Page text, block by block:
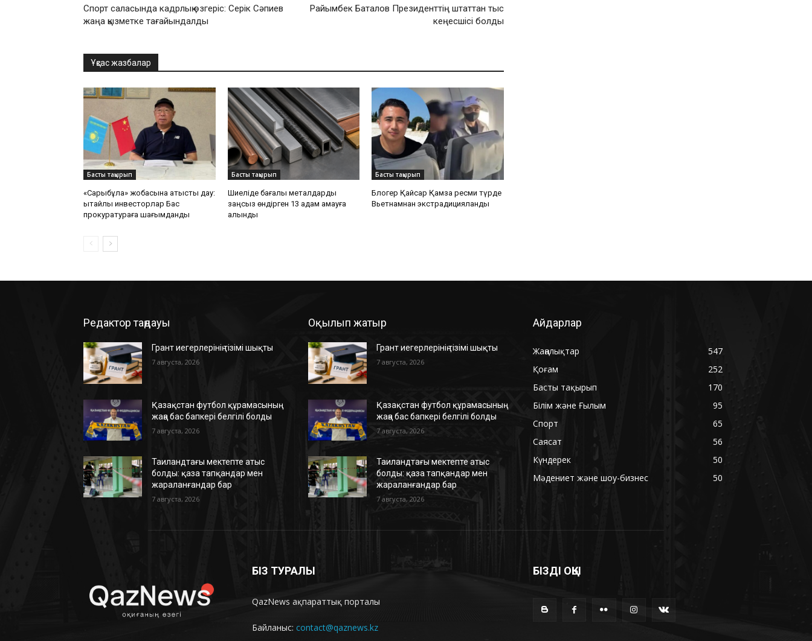
Спорт саласында кадрлық өзгеріс: Серік Сәпиев
жаңа қызметке тағайындалды
Райымбек Баталов Президенттің штаттан тыс
кеңесшісі болды
Ұқсас жазбалар
Басты тақырып
«Сарыбұлақ» жобасына қатысты дау:
қытайлық инвесторлар Бас
прокуратураға шағымданды
Басты тақырып
Шиеліде бағалы металдарды
заңсыз өндірген 13 адам қамауға
алынды
Басты тақырып
Блогер Қайсар Қамза ресми түрде
Вьетнамнан экстрадицияланды
Редактор таңдауы
Грант иегерлерінің тізімі шықты
7 августа, 2026
Қазақстан футбол құрамасының
жаңа бас бапкері белгілі болды
7 августа, 2026
Таиландтағы мектепте атыс
болды: қаза тапқандар мен
жараланғандар бар
7 августа, 2026
Оқылып жатыр
Грант иегерлерінің тізімі шықты
7 августа, 2026
Қазақстан футбол құрамасының
жаңа бас бапкері белгілі болды
7 августа, 2026
Таиландтағы мектепте атыс
болды: қаза тапқандар мен
жараланғандар бар
7 августа, 2026
Айдарлар
Жаңалықтар
547
Қоғам
252
Басты тақырып
170
Білім және Ғылым
95
Спорт
65
Саясат
56
Күндерек
50
Мәдениет және шоу-бизнес
50
БІЗ ТУРАЛЫ
QazNews ақпараттық порталы
Байланыс: contact@qaznews.kz
БІЗДІ ОҚЫ